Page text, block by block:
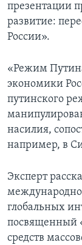
презентации
развитие:
России».
«Режим
экономики
путинского
насилия,
например, в
Эксперт
глобальных
посвященный
средств